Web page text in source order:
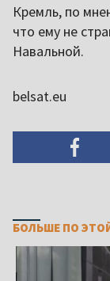
Кремль, по
что ему не
Навальной.
belsat.eu
БОЛЬШЕ ПО